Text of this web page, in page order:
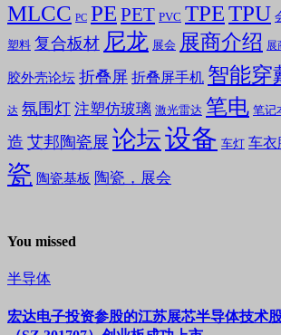
MLCC PC PE PET PVC TPETPU
塑料 复合板材 尼龙 展会 展商介绍 展
胶外壳论坛 折叠屏 折叠屏手机 智能穿
达 氛围灯 注塑仿玻璃 激光雷达 笔电 笔记
造 艾邦陶瓷展 论坛设备 车灯 车衣
瓷 陶瓷基板 陶瓷，展会
You missed
半导体
宏达电子投资参股的江苏展芯半导体技术